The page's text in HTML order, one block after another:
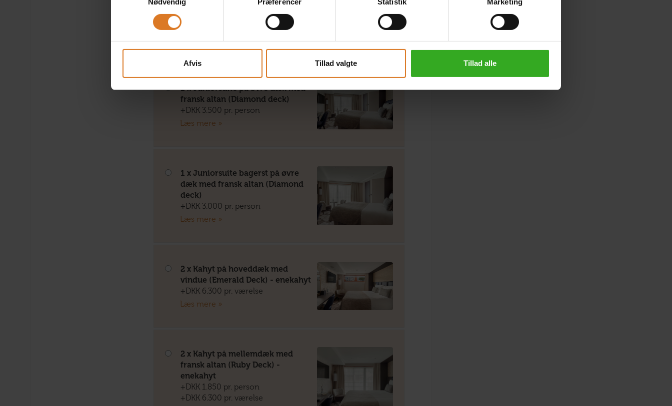
Nødvendig
Præferencer Statistik Marketing
Afvis Tillad valgte Tillad alle
1 x Juniorsuite på mellemdæk
med fransk altan (Ruby deck)
+DKK 2.500 pr. person
1 x Juniorsuite på øvre dæk med
fransk altan (Diamond deck)
+DKK 3.500 pr. person
Læs mere »
1 x Juniorsuite bagerst på øvre
dæk med fransk altan (Diamond
deck)
+DKK 3.000 pr. person
Læs mere »
2 x Kahyt på hoveddæk med
vindue (Emerald Deck) - enekahyt
+DKK 6.300 pr. værelse
Læs mere »
2 x Kahyt på mellemdæk med
fransk altan (Ruby Deck) -
enekahyt
+DKK 1.850 pr. person
+DKK 6.300 pr. værelse